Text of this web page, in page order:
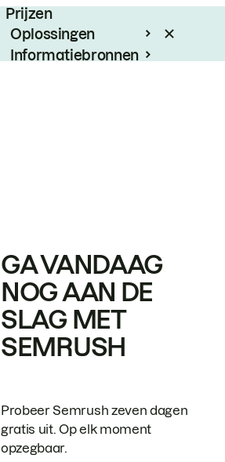
Prijzen
Oplossingen
Informatiebronnen
GA VANDAAG
NOG AAN DE
SLAG MET
SEMRUSH
Probeer Semrush zeven dagen
gratis uit. Op elk moment
opzegbaar.